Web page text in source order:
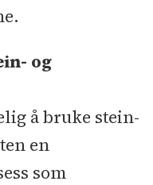
og
å bruke stein-
en
som